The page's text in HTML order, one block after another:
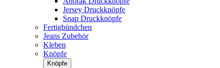
Jersey Druckknöpfe
Snap Druckknöpfe
Fertigbündchen
Jeans Zubehör
Kleben
Knöpfe
Knöpfe